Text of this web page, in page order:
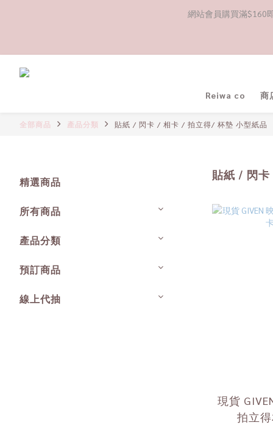
網站會員購買滿$160
Reiwa co 商
全部商品 產品分類 貼紙 / 閃卡 / 相卡 / 拍立得/ 杯墊 小型紙品
精選商品
所有商品
產品分類
預訂商品
線上代抽
貼紙 / 閃
現貨
拍立